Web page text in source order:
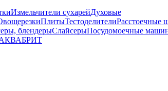
Измельчители сухарейДуховые
ПлитыТестоделителиРасстоечные
блендерыСлайсерыПосудомоечные